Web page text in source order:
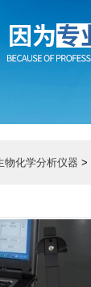
物化学分析仪器 >